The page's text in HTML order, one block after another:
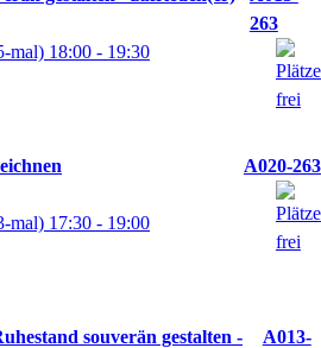
263
mal) 18:00 - 19:30
A020-263
mal) 17:30 - 19:00
souverän gestalten -
A013-